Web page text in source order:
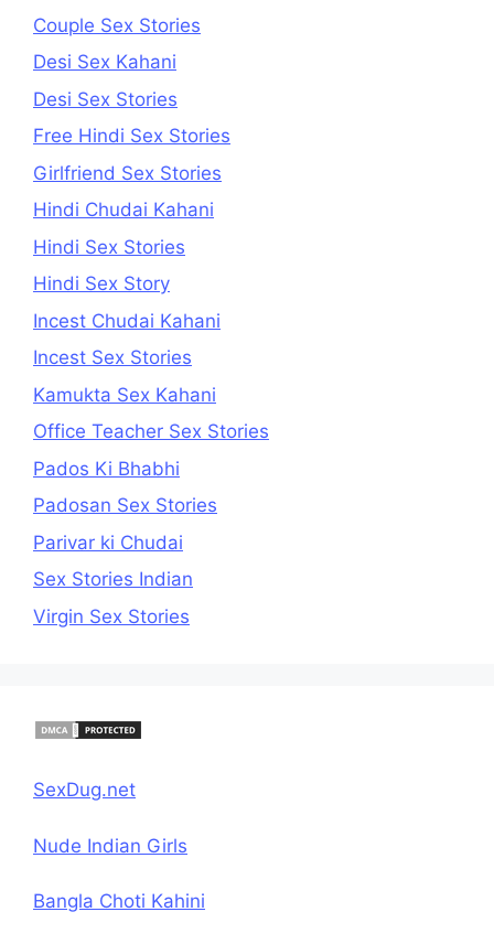
Couple Sex Stories
Desi Sex Kahani
Desi Sex Stories
Free Hindi Sex Stories
Girlfriend Sex Stories
Hindi Chudai Kahani
Hindi Sex Stories
Hindi Sex Story
Incest Chudai Kahani
Incest Sex Stories
Kamukta Sex Kahani
Office Teacher Sex Stories
Pados Ki Bhabhi
Padosan Sex Stories
Parivar ki Chudai
Sex Stories Indian
Virgin Sex Stories
SexDug.net
Nude Indian Girls
Bangla Choti Kahini